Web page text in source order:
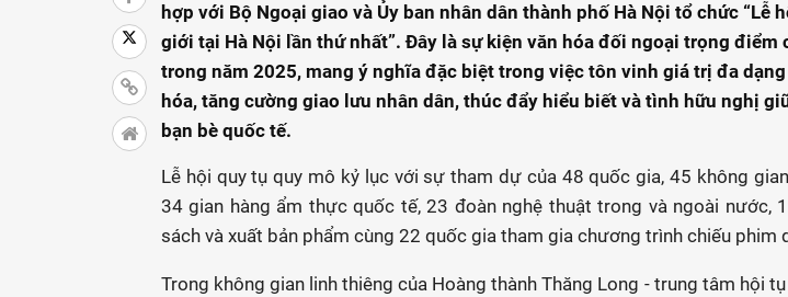
hợp với Bộ Ngoại giao và Ủy ban nhân dân thành phố Hà Nội tổ chức “Lễ
giới tại Hà Nội lần thứ nhất”. Đây là sự kiện văn hóa đối ngoại trọng điểm
trong năm 2025, mang ý nghĩa đặc biệt trong việc tôn vinh giá trị đa dạng
hóa, tăng cường giao lưu nhân dân, thúc đẩy hiểu biết và tình hữu nghị
bạn bè quốc tế.
Lễ hội quy tụ quy mô kỷ lục với sự tham dự của 48 quốc gia, 45 không
34 gian hàng ẩm thực quốc tế, 23 đoàn nghệ thuật trong và ngoài nước,
sách và xuất bản phẩm cùng 22 quốc gia tham gia chương trình chiếu phim
Trong không gian linh thiêng của Hoàng thành Thăng Long - trung tâm hội